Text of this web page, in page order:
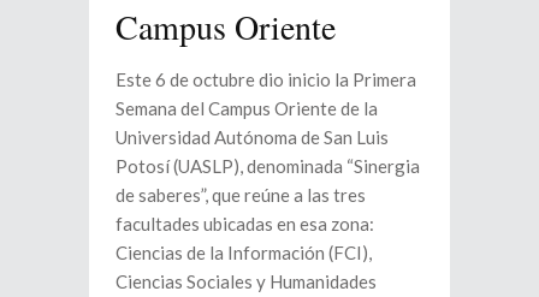
Campus Oriente
Este 6 de octubre dio inicio la Primera
Semana del Campus Oriente de la
Universidad Autónoma de San Luis
Potosí (UASLP), denominada “Sinergia
de saberes”, que reúne a las tres
facultades ubicadas en esa zona:
Ciencias de la Información (FCI),
Ciencias Sociales y Humanidades